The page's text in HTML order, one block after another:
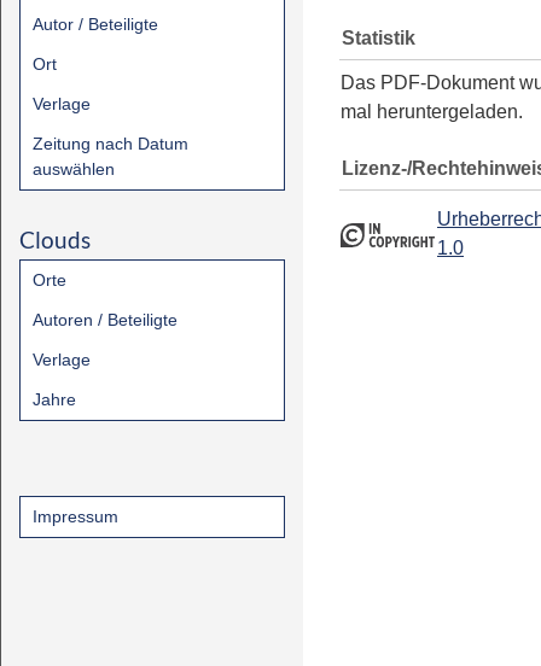
Autor / Beteiligte
Ort
Verlage
Zeitung nach Datum
auswählen
Clouds
Orte
Autoren / Beteiligte
Verlage
Jahre
Impressum
Statistik
Das PDF-Dokument
mal heruntergeladen.
Lizenz-/
1.0